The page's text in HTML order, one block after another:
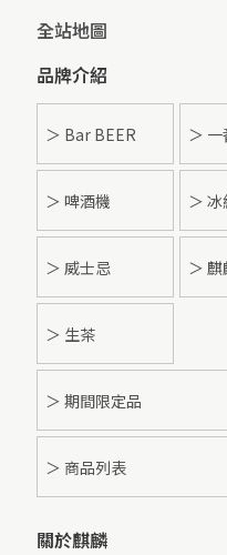
全站地圖
品牌介紹
＞ Bar BEER ＞
＞ 啤酒機 ＞
＞ 威士忌 ＞
＞ 生茶
＞ 期間限定品
＞ 商品列表
關於麒麟